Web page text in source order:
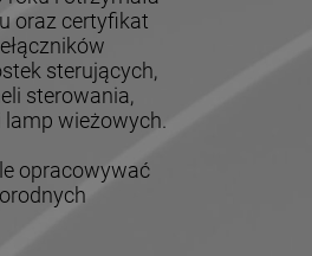
oraz certyfikat
sterujących,
sterowania,
wieżowych.
opracowywać